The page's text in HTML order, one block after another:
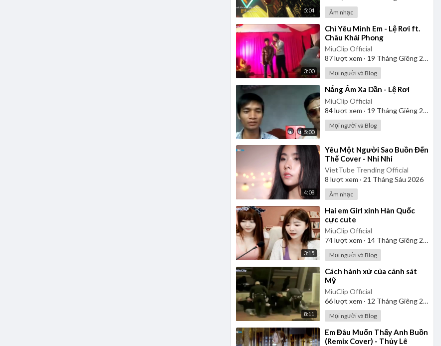
5:04 Âm nhạc
3:00
⁣Chỉ Yêu Mình Em - Lệ Rơi ft.
Châu Khải Phong
MiuClip Official
87lượt xem · 19 Tháng Giêng 2025
Mọi người và Blog
5:00
⁣Nắng Ấm Xa Dần - Lệ Rơi
MiuClip Official
84lượt xem · 19 Tháng Giêng 2025
Mọi người và Blog
4:08
⁣Yêu Một Người Sao Buồn Đến
Thế Cover - Nhi Nhi
VietTube Trending Official
8 lượt xem · 21 Tháng Sáu 2026
Âm nhạc
3:15
⁣Hai em Girl xinh Hàn Quốc
cực cute
MiuClip Official
74lượt xem · 14 Tháng Giêng 2025
Mọi người và Blog
8:11
⁣Cách hành xử của cảnh sát
Mỹ
MiuClip Official
66lượt xem · 12 Tháng Giêng 2025
Mọi người và Blog
⁣Em Đâu Muốn Thấy Anh Buồn
(Remix Cover) - Thủy Lê